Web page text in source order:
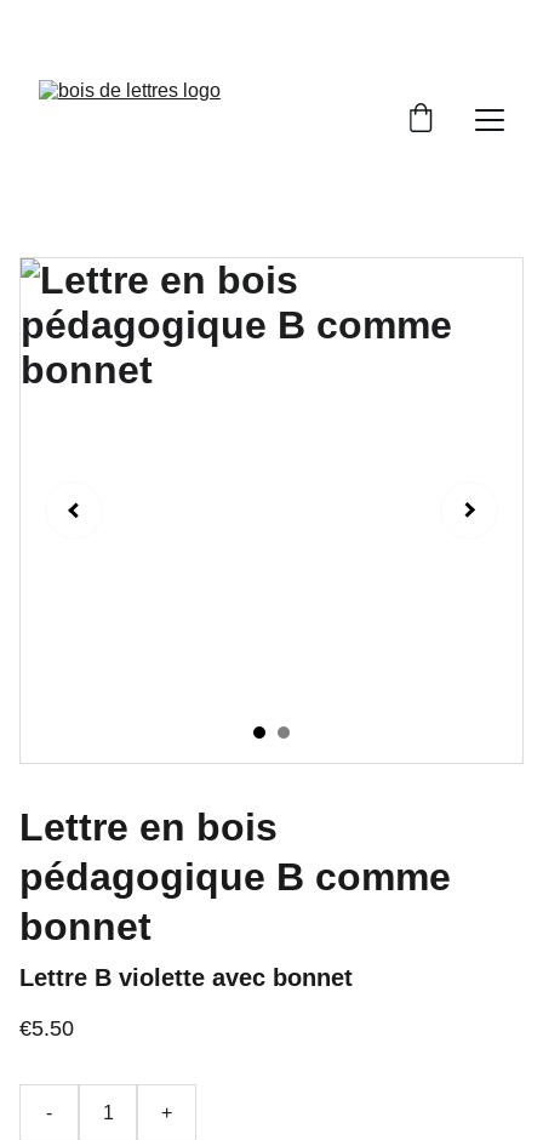
Lettre en bois
pédagogique B comme
bonnet
Lettre B violette avec bonnet
€5.50
- +